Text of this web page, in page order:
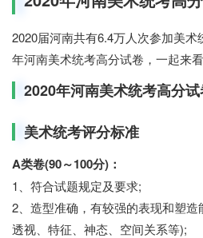
2020届河南共有6.4万人次参加美
年河南美术统考高分试卷，一起来
2020年河南美术统考高分
美术统考评分标准
A类卷(90～100分)：
1、符合试题规定及要求;
2、造型准确，有较强的表现和塑
透视、特征、神态、空间关系等);